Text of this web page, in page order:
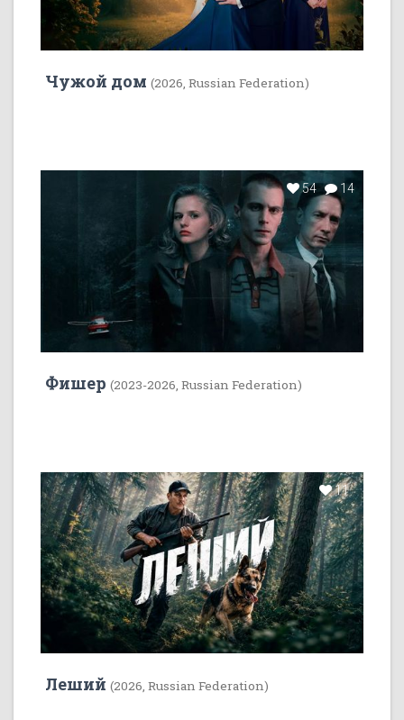
Чужой дом (2026, Russian Federation)
54 14
Фишер (2023-2026, Russian Federation)
11
Леший (2026, Russian Federation)